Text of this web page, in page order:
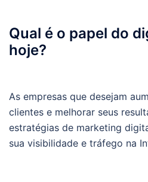
Qual é o papel do
hoje?
As empresas que desejam
clientes e melhorar seus
estratégias de marketing
sua visibilidade e tráfego na